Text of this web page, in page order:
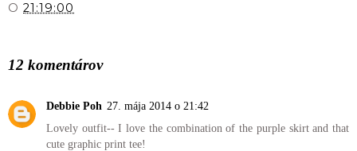
O 21:19:00
12 komentárov
Debbie Poh 27. mája 2014 o 21:42
Lovely outfit-- I love the combination of the purple skirt and that
cute graphic print tee!